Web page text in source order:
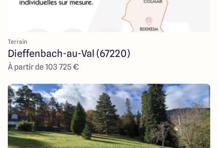
Terrain
Dieffenbach-au-Val (67220)
À partir de 103 725 €